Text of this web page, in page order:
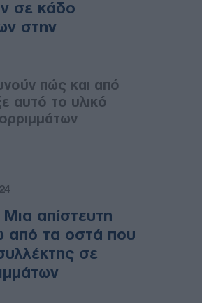
σε κάδο
στην
πώς και από
αυτό το υλικό
απίστευτη
από τα οστά που
σε